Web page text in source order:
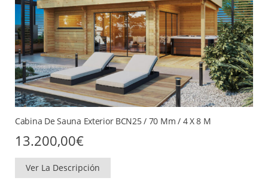
Cabina De Sauna Exterior BCN25 / 70 Mm / 4 X 8 M
13.200,00€
Ver La Descripción